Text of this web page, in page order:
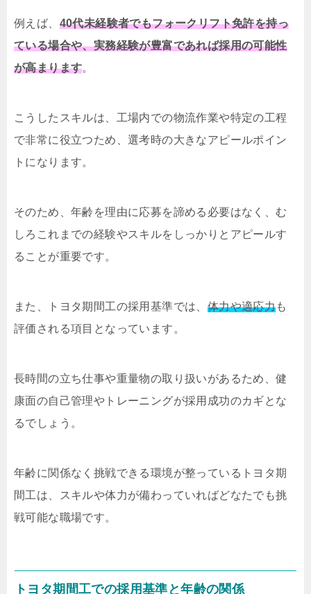
例えば、 40代未経験者でもフォークリフト免許を持っ
ている場合や、実務経験が豊富であれば採用の可能性
が高まります。
こうしたスキルは、工場内での物流作業や特定の工程
で非常に役立つため、選考時の大きなアピールポイン
トになります。
そのため、年齢を理由に応募を諦める必要はなく、む
しろこれまでの経験やスキルをしっかりとアピールす
ることが重要です。
また、トヨタ期間工の採用基準では、 体力や適応力も
評価される項目となっています。
長時間の立ち仕事や重量物の取り扱いがあるため、健
康面の自己管理やトレーニングが採用成功のカギとな
るでしょう。
年齢に関係なく挑戦できる環境が整っているトヨタ期
間工は、スキルや体力が備わっていればどなたでも挑
戦可能な職場です。
トヨタ期間工での採用基準と年齢の関係